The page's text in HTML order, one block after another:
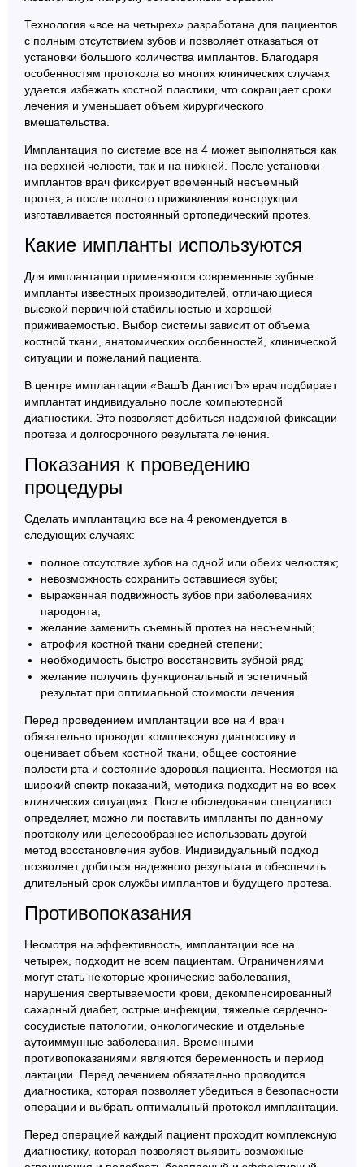
Технология «все на четырех» разработана для пациентов
с полным отсутствием зубов и позволяет отказаться от
установки большого количества имплантов. Благодаря
особенностям протокола во многих клинических случаях
удается избежать костной пластики, что сокращает сроки
лечения и уменьшает объем хирургического
вмешательства.
Имплантация по системе все на 4 может выполняться как
на верхней челюсти, так и на нижней. После установки
имплантов врач фиксирует временный несъемный
протез, а после полного приживления конструкции
изготавливается постоянный ортопедический протез.
Какие импланты используются
Для имплантации применяются современные зубные
импланты известных производителей, отличающиеся
высокой первичной стабильностью и хорошей
приживаемостью. Выбор системы зависит от объема
костной ткани, анатомических особенностей, клинической
ситуации и пожеланий пациента.
В центре имплантации «ВашЪ ДантистЪ» врач подбирает
имплантат индивидуально после компьютерной
диагностики. Это позволяет добиться надежной фиксации
протеза и долгосрочного результата лечения.
Показания к проведению
процедуры
Сделать имплантацию все на 4 рекомендуется в
следующих случаях:
полное отсутствие зубов на одной или обеих челюстях;
невозможность сохранить оставшиеся зубы;
выраженная подвижность зубов при заболеваниях
пародонта;
желание заменить съемный протез на несъемный;
атрофия костной ткани средней степени;
необходимость быстро восстановить зубной ряд;
желание получить функциональный и эстетичный
результат при оптимальной стоимости лечения.
Перед проведением имплантации все на 4 врач
обязательно проводит комплексную диагностику и
оценивает объем костной ткани, общее состояние
полости рта и состояние здоровья пациента. Несмотря на
широкий спектр показаний, методика подходит не во всех
клинических ситуациях. После обследования специалист
определяет, можно ли поставить импланты по данному
протоколу или целесообразнее использовать другой
метод восстановления зубов. Индивидуальный подход
позволяет добиться надежного результата и обеспечить
длительный срок службы имплантов и будущего протеза.
Противопоказания
Несмотря на эффективность, имплантации все на
четырех, подходит не всем пациентам. Ограничениями
могут стать некоторые хронические заболевания,
нарушения свертываемости крови, декомпенсированный
сахарный диабет, острые инфекции, тяжелые сердечно-
сосудистые патологии, онкологические и отдельные
аутоиммунные заболевания. Временными
противопоказаниями являются беременность и период
лактации. Перед лечением обязательно проводится
диагностика, которая позволяет убедиться в безопасности
операции и выбрать оптимальный протокол имплантации.
Перед операцией каждый пациент проходит комплексную
диагностику, которая позволяет выявить возможные